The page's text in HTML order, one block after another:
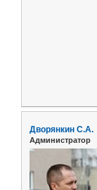
Дворянкин С.А.
Администратор